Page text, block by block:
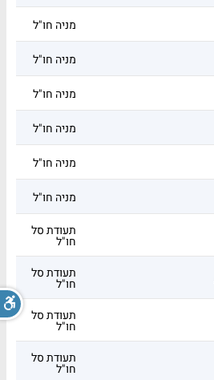
מניה חו"ל
מניה חו"ל
מניה חו"ל
מניה חו"ל
מניה חו"ל
מניה חו"ל
תעודת סל
חו"ל
תעודת סל
חו"ל
תעודת סל
חו"ל
תעודת סל
חו"ל